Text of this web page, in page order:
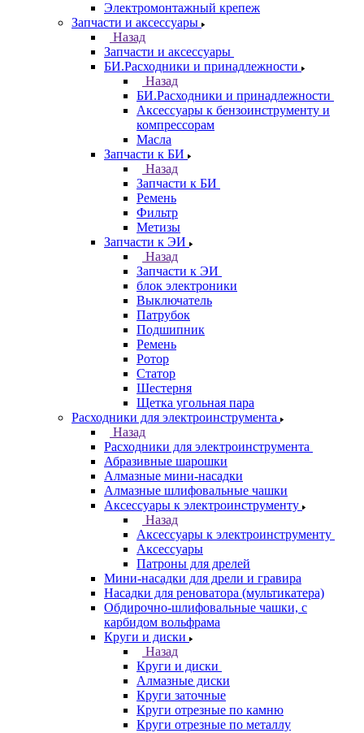
Электромонтажный крепеж
Запчасти и аксессуары
Назад
Запчасти и аксессуары
БИ.Расходники и принадлежности
Назад
БИ.Расходники и принадлежности
Аксессуары к бензоинструменту и
компрессорам
Масла
Запчасти к БИ
Назад
Запчасти к БИ
Ремень
Фильтр
Метизы
Запчасти к ЭИ
Назад
Запчасти к ЭИ
блок электроники
Выключатель
Патрубок
Подшипник
Ремень
Ротор
Статор
Шестерня
Щетка угольная пара
Расходники для электроинструмента
Назад
Расходники для электроинструмента
Абразивные шарошки
Алмазные мини-насадки
Алмазные шлифовальные чашки
Аксессуары к электроинструменту
Назад
Аксессуары к электроинструменту
Аксессуары
Патроны для дрелей
Мини-насадки для дрели и гравира
Насадки для реноватора (мультикатера)
Обдирочно-шлифовальные чашки, с
карбидом вольфрама
Круги и диски
Назад
Круги и диски
Алмазные диски
Круги заточные
Круги отрезные по камню
Круги отрезные по металлу